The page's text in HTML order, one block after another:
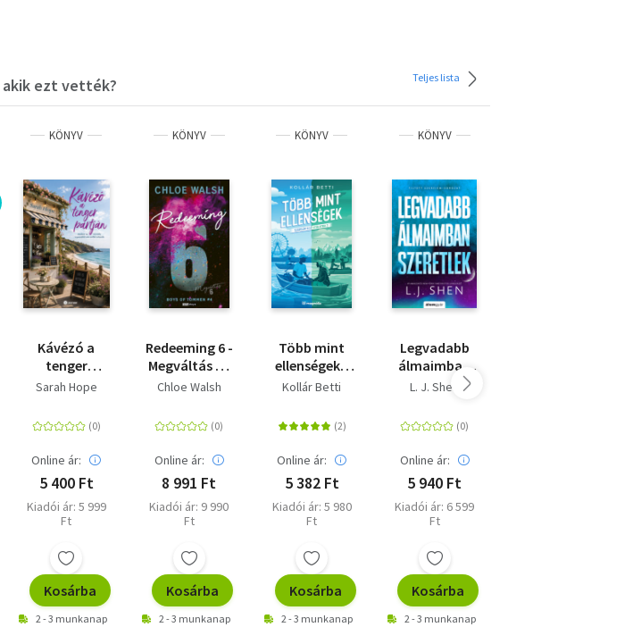
ezt vették? Teljes lista
KÖNYV
Kávézó a
tenger
partján -
kiadás)
Sarah Hope
Online ár:
5 400 Ft
Kiadói ár: 5 999
Ft
Kosárba
2 - 3 munkanap
KÖNYV
Redeeming 6 -
Megváltás 6 -
(Különleges
Chloe Walsh
Online ár:
8 991 Ft
Kiadói ár: 9 990
Ft
Kosárba
2 - 3 munkanap
KÖNYV
Több mint
ellenségek -
Szerelem első
(Különleges
Kollár Betti
Online ár:
5 382 Ft
Kiadói ár: 5 980
Ft
Kosárba
2 - 3 munkanap
KÖNYV
Legvadabb
álmaimban
szeretlek -
kiadás)
L. J. Shen
Online ár:
5 940 Ft
Kiadói ár: 6 599
Ft
Kosárba
2 - 3 munkanap